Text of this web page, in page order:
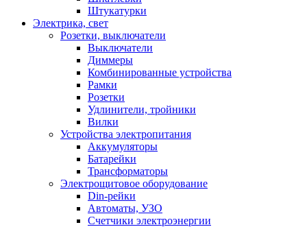
Штукатурки
Электрика, свет
Розетки, выключатели
Выключатели
Диммеры
Комбинированные устройства
Рамки
Розетки
Удлинители, тройники
Вилки
Устройства электропитания
Аккумуляторы
Батарейки
Трансформаторы
Электрощитовое оборудование
Din-рейки
Автоматы, УЗО
Счетчики электроэнергии